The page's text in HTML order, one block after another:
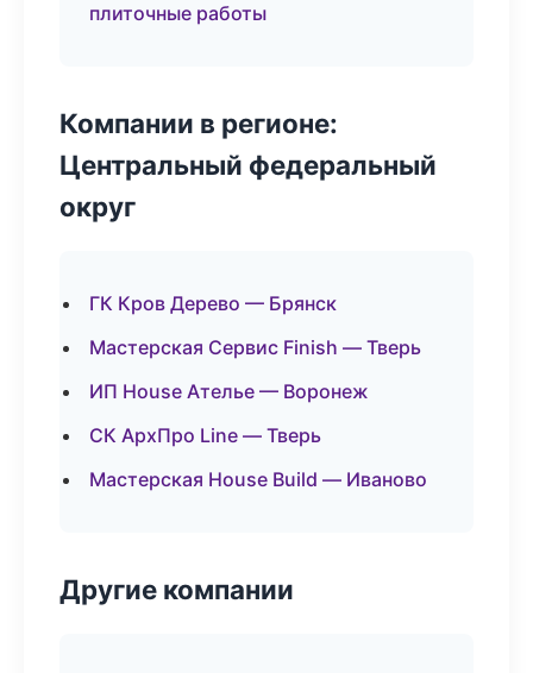
плиточные работы
Компании в регионе:
Центральный федеральный
округ
ГК Кров Дерево — Брянск
Мастерская Сервис Finish — Тверь
ИП House Ателье — Воронеж
СК АрхПро Line — Тверь
Мастерская House Build — Иваново
Другие компании